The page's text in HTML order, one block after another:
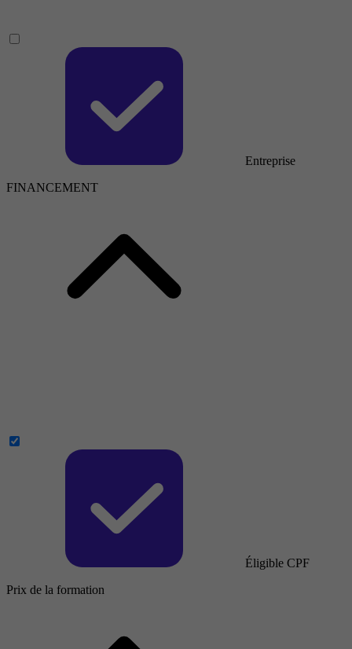
Entreprise
FINANCEMENT
Éligible CPF
Prix de la formation